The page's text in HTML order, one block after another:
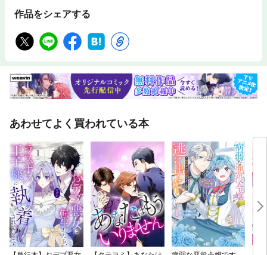
作品をシェアする
あわせてよく買われている本